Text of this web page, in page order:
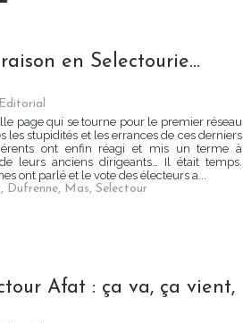
en Selectourie...
Editorial
page qui se tourne pour le premier réseau
les stupidités et les errances de ces derniers
ont enfin réagi et mis un terme à
leurs anciens dirigeants… Il était temps.
ont parlé et le vote des électeurs a...
, Dufrenne, Mas, Selectour
Afat : ça va, ça vient,